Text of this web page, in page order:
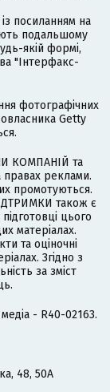
із посиланням на
подальшому
якій формі,
"Інтерфакс-
фотографічних
Getty
КОМПАНІЙ та
реклами.
промотуються.
також є
цього
матеріалах.
та оціночні
Згідно з
за зміст
- R40-02163.
48, 50А